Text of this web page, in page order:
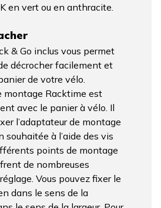
en vert ou en anthracite.
& Go inclus vous permet
décrocher facilement et
de votre vélo.
montage Racktime est
avec le panier à vélo. Il
l’adaptateur de montage
souhaitée à l’aide des vis
points de montage
de nombreuses
Vous pouvez fixer le
dans le sens de la